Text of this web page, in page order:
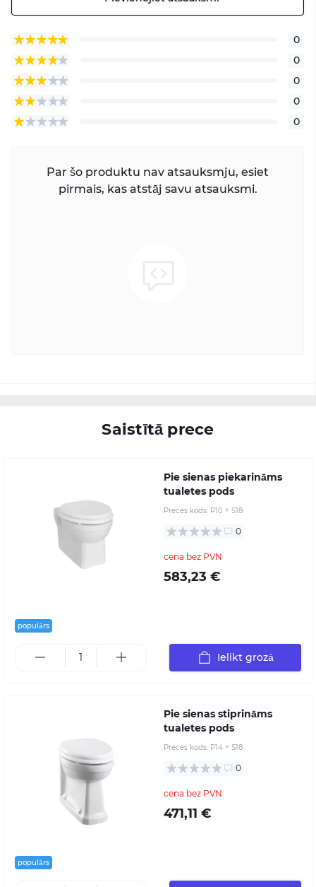
0
0
0
0
0
Par šo produktu nav atsauksmju, esiet
pirmais, kas atstāj savu atsauksmi.
Saistītā prece
populārs
Pie sienas piekarināms
tualetes pods
Preces kods: P10 + S18
0
cena bez PVN
583,23 €
Ielikt grozā
populārs
Pie sienas stiprināms
tualetes pods
Preces kods: P14 + S18
0
cena bez PVN
471,11 €